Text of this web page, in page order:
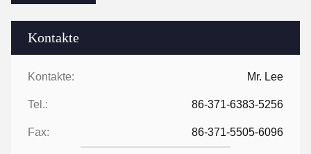
Kontakte
Kontakte: Mr. Lee
Tel.: 86-371-6383-5256
Fax: 86-371-5505-6096